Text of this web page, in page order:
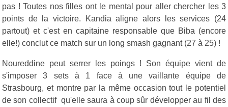
pas ! Toutes nos filles ont le mental pour aller chercher les 3
points de la victoire. Kandia aligne alors les services (24
partout) et c'est en capitaine responsable que Biba (encore
elle!) conclut ce match sur un long smash gagnant (27 à 25) !
Noureddine peut serrer les poings ! Son équipe vient de
s'imposer 3 sets à 1 face à une vaillante équipe de
Strasbourg, et montre par la même occasion tout le potentiel
de son collectif qu'elle saura à coup sûr développer au fil des